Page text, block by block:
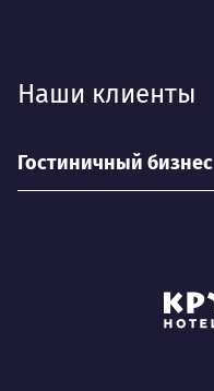
Наши клиенты
Гостиничный бизнес